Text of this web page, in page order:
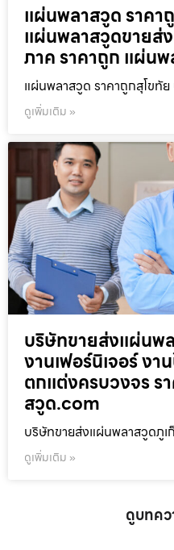
แผ่นพลาสวูด ราคา
แผ่นพลาสวูดขายส่
ภาค ราคาถูก แผ่น
แผ่นพลาสวูด ราคาถูกสุโขทั
ดูเพิ่มเติม »
บริษัทขายส่งแผ่นพ
งานเฟอร์นิเจอร์ ง
ตกแต่งครบวงจร ร
สวูด.com
บริษัทขายส่งแผ่นพลาสวูดภูเ
ดูเพิ่มเติม »
ดูบทค